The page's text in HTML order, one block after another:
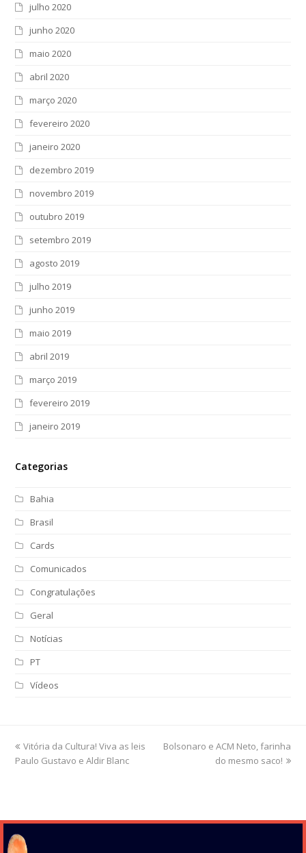
julho 2020
junho 2020
maio 2020
abril 2020
março 2020
fevereiro 2020
janeiro 2020
dezembro 2019
novembro 2019
outubro 2019
setembro 2019
agosto 2019
julho 2019
junho 2019
maio 2019
abril 2019
março 2019
fevereiro 2019
janeiro 2019
Categorias
Bahia
Brasil
Cards
Comunicados
Congratulações
Geral
Notícias
PT
Vídeos
previous
post:
Vitória da Cultura! Viva as leis
Paulo Gustavo e Aldir Blanc
next
Bolsonaro e ACM Neto, farinha
do mesmo saco!